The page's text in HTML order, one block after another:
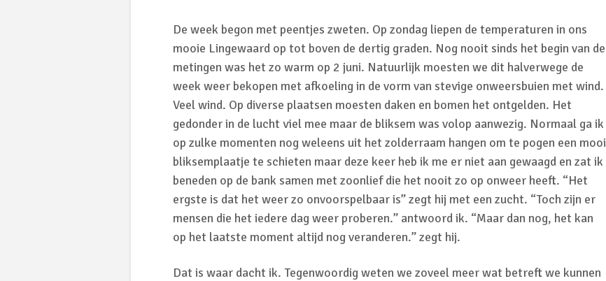
De week begon met peentjes zweten. Op zondag liepen de temperaturen in ons
mooie Lingewaard op tot boven de dertig graden. Nog nooit sinds het begin van de
metingen was het zo warm op 2 juni. Natuurlijk moesten we dit halverwege de
week weer bekopen met afkoeling in de vorm van stevige onweersbuien met wind.
Veel wind. Op diverse plaatsen moesten daken en bomen het ontgelden. Het
gedonder in de lucht viel mee maar de bliksem was volop aanwezig. Normaal ga ik
op zulke momenten nog weleens uit het zolderraam hangen om te pogen een mooi
bliksemplaatje te schieten maar deze keer heb ik me er niet aan gewaagd en zat ik
beneden op de bank samen met zoonlief die het nooit zo op onweer heeft. “Het
ergste is dat het weer zo onvoorspelbaar is” zegt hij met een zucht. “Toch zijn er
mensen die het iedere dag weer proberen.” antwoord ik. “Maar dan nog, het kan
op het laatste moment altijd nog veranderen.” zegt hij.
Dat is waar dacht ik. Tegenwoordig weten we zoveel meer wat betreft we kunnen